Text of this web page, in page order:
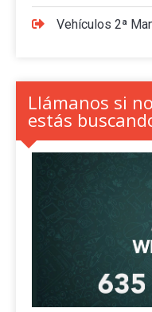
Vehículos 2ª
Llámanos si
estás